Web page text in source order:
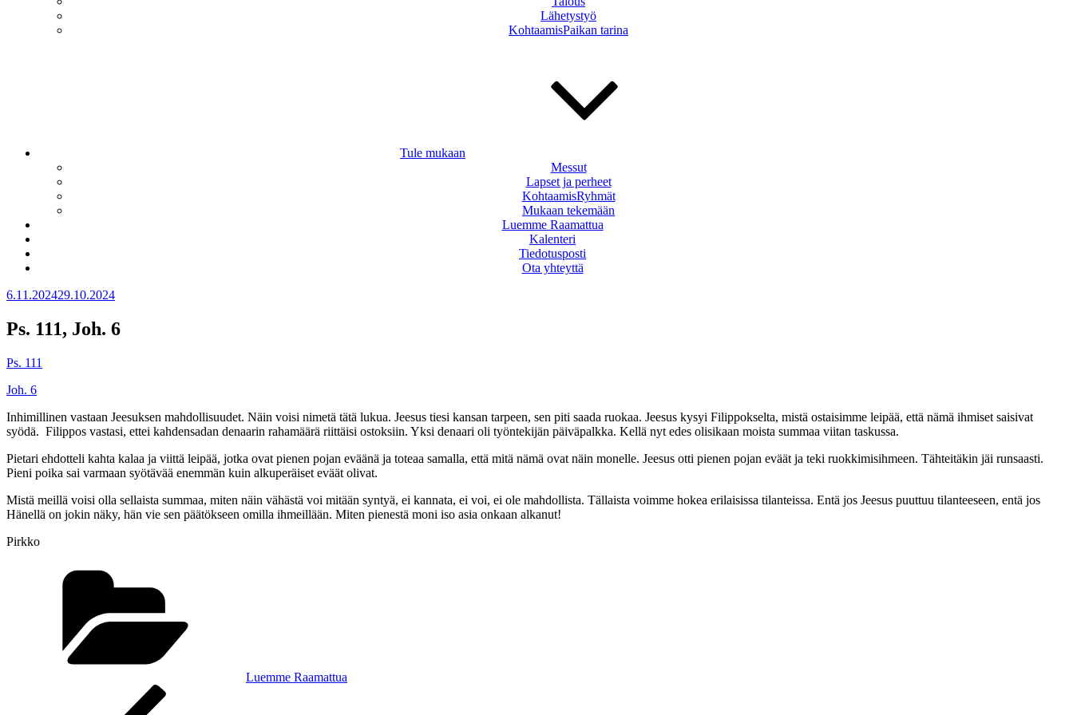
Lähetystyö
KohtaamisPaikan tarina
Tule mukaan
Messut
Lapset ja perheet
KohtaamisRyhmät
Mukaan tekemään
Luemme Raamattua
Kalenteri
Tiedotusposti
Ota yhteyttä
Julkaistu
6.11.202429.10.2024
Ps. 111, Joh. 6
Ps. 111
Joh. 6
Inhimillinen vastaan Jeesuksen mahdollisuudet. Näin voisi nimetä tätä lukua. Jeesus tiesi kansan tarpeen, sen piti saada ruokaa. Jeesus kysyi Filippokselta, mistä ostaisimme leipää, että nämä ihmiset saisivat
syödä. Filippos vastasi, ettei kahdensadan denaarin rahamäärä riittäisi ostoksiin. Yksi denaari oli työntekijän päiväpalkka. Kellä nyt edes olisikaan moista summaa viitan taskussa.
Pietari ehdotteli kahta kalaa ja viittä leipää, jotka ovat pienen pojan eväänä ja toteaa samalla, että mitä nämä ovat näin monelle. Jeesus otti pienen pojan eväät ja teki ruokkimisihmeen. Tähteitäkin jäi runsaasti.
Pieni poika sai varmaan syötävää enemmän kuin alkuperäiset eväät olivat.
Mistä meillä voisi olla sellaista summaa, miten näin vähästä voi mitään syntyä, ei kannata, ei voi, ei ole mahdollista. Tällaista voimme hokea erilaisissa tilanteissa. Entä jos Jeesus puuttuu tilanteeseen, entä jos
Hänellä on jokin näky, hän vie sen päätökseen omilla ihmeillään. Miten pienestä moni iso asia onkaan alkanut!
Pirkko
Luemme Raamattua